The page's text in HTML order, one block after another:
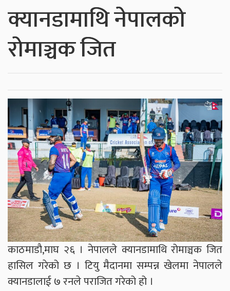
क्यानडामाथि नेपालको
रोमाञ्चक जित
काठमाडौ,माघ २६ । नेपालले क्यानडामाथि रोमाञ्चक जित
हासिल गरेको छ । टियु मैदानमा सम्पन्न खेलमा नेपालले
क्यानडालाई ७ रनले पराजित गरेको हो ।